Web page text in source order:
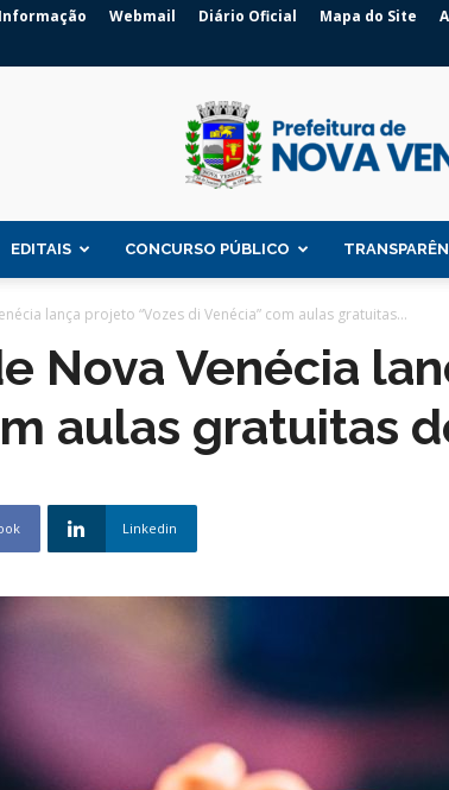
Webmail Diário Oficial Mapa do Site
de
Venécia
EDITAIS CONCURSO PÚBLICO
lança projeto “Vozes di Venécia” com aulas gratuitas...
Nova Venécia
aulas gratuitas
Linkedin